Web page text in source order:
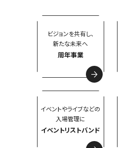
ビジョンを共有し、
新たな未来へ
周年事業
イベントやライブなどの
入場管理に
イベントリストバンド